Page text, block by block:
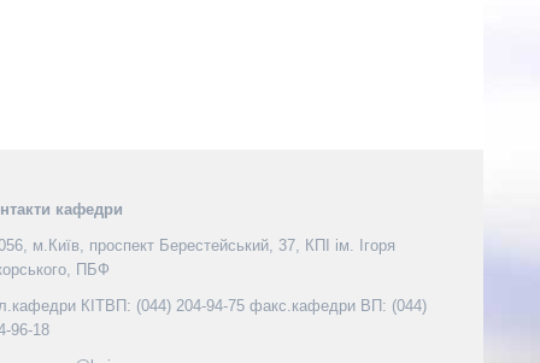
кафедри
м.Київ, проспект Берестейський, 37, КПІ ім. Ігоря
ПБФ
КІТВП: (044) 204-94-75 факс.кафедри ВП: (044)
96-18